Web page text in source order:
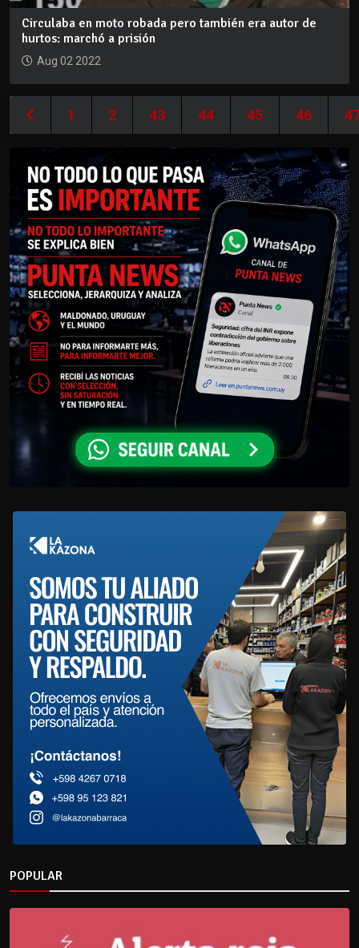
Circulaba en moto robada pero también era autor de
hurtos: marchó a prisión
Aug 02 2022
1 2 43 44 45 46
POPULAR